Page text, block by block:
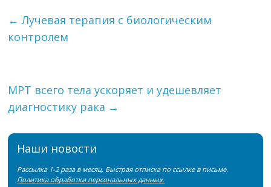
← Лучевая терапия с биологическим
контролем
МРТ всего тела ускоряет и удешевляет
диагностику рака →
Наши новости
Рассылка 1-2 раза в месяц. Быстрая отписка по ссылке в письме.
Политика обработки персональных данных.